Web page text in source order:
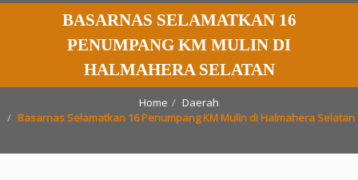
BASARNAS SELAMATKAN 16
PENUMPANG KM MULIN DI
HALMAHERA SELATAN
Home
Daerah
Basarnas Selamatkan 16 Penumpang KM Mulin di Halmahera Selatan